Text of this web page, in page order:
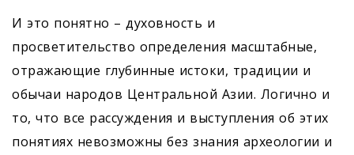
И это понятно – духовность и
просветительство определения масштабные,
отражающие глубинные истоки, традиции и
обычаи народов Центральной Азии. Логично и
то, что все рассуждения и выступления об этих
понятиях невозможны без знания археологии и